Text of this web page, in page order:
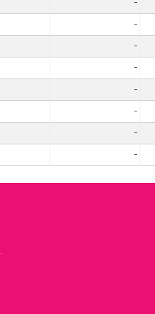
-
-
-
-
-
-
-